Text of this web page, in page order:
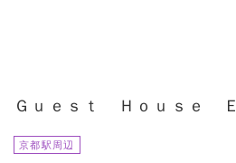
Ｇｕｅｓｔ Ｈｏｕｓｅ Ｅ
京都駅周辺